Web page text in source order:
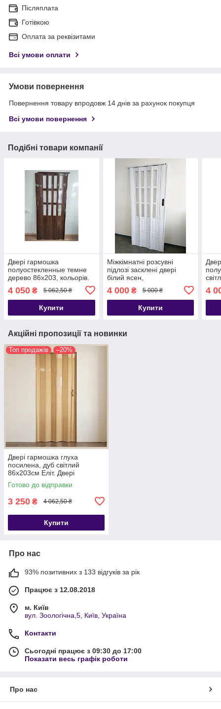
Післяплата
Готівкою
Оплата за реквізитами
Всі умови оплати
Умови повернення
Повернення товару впродовж 14 днів за рахунок покупця
Всі умови повернення
Подібні товари компанії
Двері гармошка
полуостекленные темне
дерево 86х203, кольорів.
гармошка. Доставка.
4 050 ₴ 5 062,50 ₴
Купити
Міжкімнатні розсувні
підлозі засклені двері
білий ясен,
4 000₴ 5 000 ₴
Купити
4
Акційні пропозиції та новинки
Топ продажів –20%
Двері гармошка глуха
посилена, дуб світлий
86х203см Еліт. Двері
міжкімнатні. Доставка
Готово до відправки
3 250 ₴ 4 062,50 ₴
Купити
Про нас
93% позитивних з 133 відгуків за рік
Працює з 12.08.2018
м. Київ
вул. Зоологічна,5, Київ, Україна
Контакти
Сьогодні працює з 09:30 до 17:00
Показати весь графік роботи
Про нас